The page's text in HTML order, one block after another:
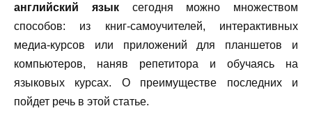
английский языксегодня можно множеством
способов: из книг-самоучителей, интерактивных
медиа-курсов или приложений для планшетов и
компьютеров, наняв репетитора и обучаясь на
языковых курсах. О преимуществе последних и
пойдет речь в этой статье.